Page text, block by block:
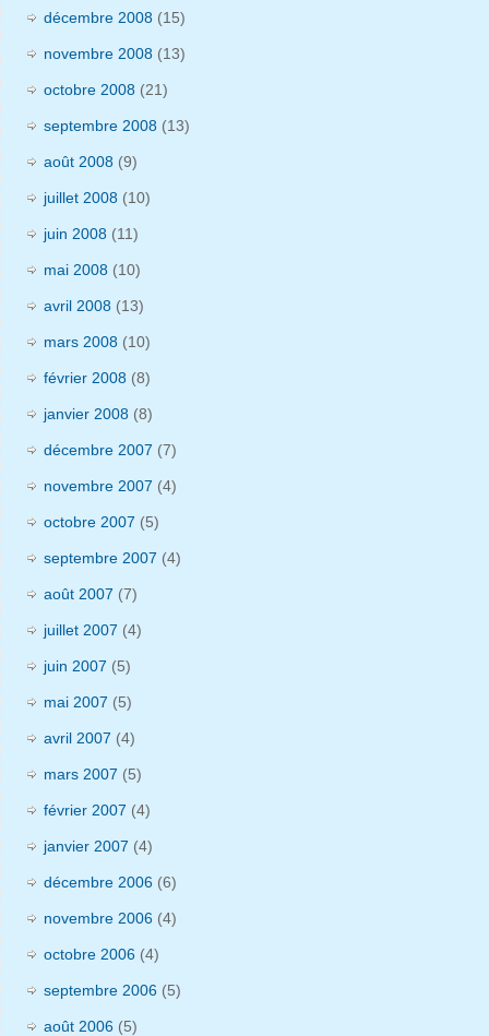
décembre 2008 (15)
novembre 2008 (13)
octobre 2008 (21)
septembre 2008 (13)
août 2008 (9)
juillet 2008 (10)
juin 2008 (11)
mai 2008 (10)
avril 2008 (13)
mars 2008 (10)
février 2008 (8)
janvier 2008 (8)
décembre 2007 (7)
novembre 2007 (4)
octobre 2007 (5)
septembre 2007 (4)
août 2007 (7)
juillet 2007 (4)
juin 2007 (5)
mai 2007 (5)
avril 2007 (4)
mars 2007 (5)
février 2007 (4)
janvier 2007 (4)
décembre 2006 (6)
novembre 2006 (4)
octobre 2006 (4)
septembre 2006 (5)
août 2006 (5)